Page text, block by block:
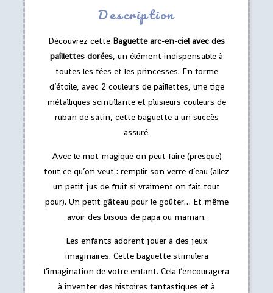
Description
Découvrez cette Baguette arc-en-ciel avec des
paillettes dorées, un élément indispensable à
toutes les fées et les princesses. En forme
d’étoile, avec 2 couleurs de paillettes, une tige
métalliques scintillante et plusieurs couleurs de
ruban de satin, cette baguette a un succès
assuré.
Avec le mot magique on peut faire (presque)
tout ce qu’on veut : remplir son verre d’eau (allez
un petit jus de fruit si vraiment on fait tout
pour). Un petit gâteau pour le goûter… Et même
avoir des bisous de papa ou maman.
Les enfants adorent jouer à des jeux
imaginaires. Cette baguette stimulera
l’imagination de votre enfant. Cela l’encouragera
à inventer des histoires fantastiques et à